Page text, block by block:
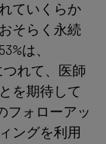
ていくらか
そらく永続
は、
れて、医師
を期待して
フォローアッ
ングを利用